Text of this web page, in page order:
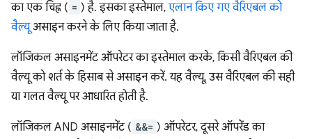
का एक चिह्न ( = ) है. इसका इस्तेमाल, एलान किए गए वैरिएबल को
वैल्यूअसाइन करने के लिए किया जाता है.
लॉजिकल असाइनमेंट ऑपरेटर का इस्तेमाल करके, किसी वैरिएबल की
वैल्यू को शर्त के हिसाब से असाइन करें. यह वैल्यू, उस वैरिएबल की सही
या गलत वैल्यू पर आधारित होती है.
लॉजिकल AND असाइनमेंट ( &&= ) ऑपरेटर, दूसरे ऑपरेंड का